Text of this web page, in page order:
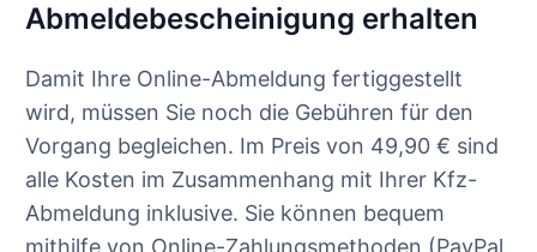
Abmeldebescheinigung erhalten
Damit Ihre Online-Abmeldung fertiggestellt
wird, müssen Sie noch die Gebühren für den
Vorgang begleichen. Im Preis von 49,90 € sind
alle Kosten im Zusammenhang mit Ihrer Kfz-
Abmeldung inklusive. Sie können bequem
mithilfe von Online-Zahlungsmethoden (PayPal,